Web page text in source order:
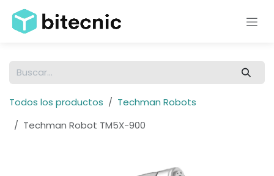
Todos los productos
Techman Robots
Techman Robot TM5X-900